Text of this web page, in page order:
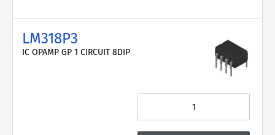
LM318P3
IC OPAMP GP 1 CIRCUIT 8DIP